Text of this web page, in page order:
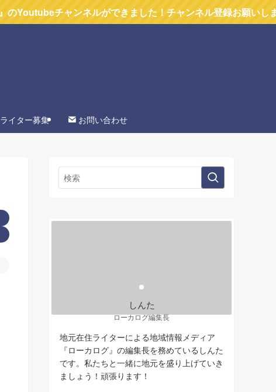
ャンネルができました！チャンネル登録お願いします
ライター募集 お問い合わせ
しんた
ローカログ編集長
地元在住ライターによる地域情報メディア
『ローカログ』の編集長を務めているしんた
です。私たちと一緒に地元を盛り上げていき
ましょう！頑張ります！